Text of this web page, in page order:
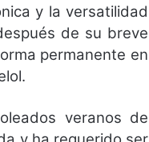
y la versatilidad
de su breve
permanente en
veranos de